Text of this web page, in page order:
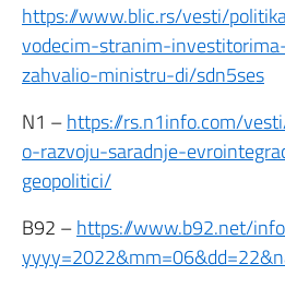
https://www.blic.rs/vesti/
vodecim-stranim-
zahvalio-ministru-di/sdn5ses
N1 –https://rs.n1info.com/
o-razvoju-saradnje-
geopolitici/
B92 –https://www.b92.net/